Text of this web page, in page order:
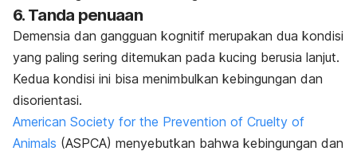
6. Tanda penuaan
Demensia dan gangguan kognitif merupakan dua kondisi
yang paling sering ditemukan pada kucing berusia lanjut.
Kedua kondisi ini bisa menimbulkan kebingungan dan
disorientasi.
American Society for the Prevention of Cruelty of
Animals (ASPCA) menyebutkan bahwa kebingungan dan